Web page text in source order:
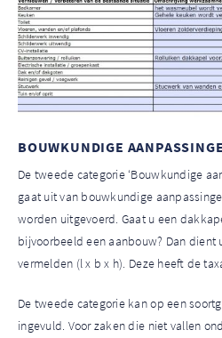
BOUWKUNDIGE
De tweede categorie ‘Bouwkundige
gaat uit van bouwkundige
worden uitgevoerd. Gaat u een
bijvoorbeeld een aanbouw? Dan dient
vermelden (l x b x h). Deze heeft de
De tweede categorie kan op een
ingevuld. Voor zaken die niet vallen